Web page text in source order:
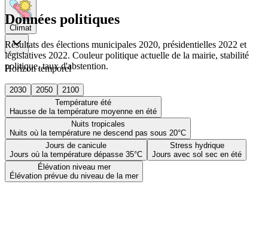
Climat
Horizon temporel
2030 2050
2100
Température été
Hausse de la température moyenne en été
Nuits tropicales
Nuits où la température ne descend pas sous 20°C
Jours de canicule
Jours où la température dépasse 35°C
Stress hydrique
Jours avec sol sec en été
Élévation niveau mer
Élévation prévue du niveau de la mer
Données politiques
Résultats des élections municipales 2020, présidentielles 2022 et
législatives 2022. Couleur politique actuelle de la mairie, stabilité
politique, taux d'abstention.